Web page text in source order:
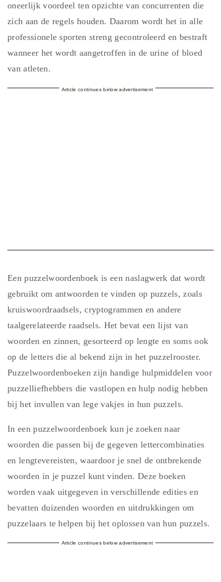
oneerlijk voordeel ten opzichte van concurrenten die
zich aan de regels houden. Daarom wordt het in alle
professionele sporten streng gecontroleerd en bestraft
wanneer het wordt aangetroffen in de urine of bloed
van atleten.
Article continues below advertisement
Een puzzelwoordenboek is een naslagwerk dat wordt
gebruikt om antwoorden te vinden op puzzels, zoals
kruiswoordraadsels, cryptogrammen en andere
taalgerelateerde raadsels. Het bevat een lijst van
woorden en zinnen, gesorteerd op lengte en soms ook
op de letters die al bekend zijn in het puzzelrooster.
Puzzelwoordenboeken zijn handige hulpmiddelen voor
puzzelliefhebbers die vastlopen en hulp nodig hebben
bij het invullen van lege vakjes in hun puzzels.
In een puzzelwoordenboek kun je zoeken naar
woorden die passen bij de gegeven lettercombinaties
en lengtevereisten, waardoor je snel de ontbrekende
woorden in je puzzel kunt vinden. Deze boeken
worden vaak uitgegeven in verschillende edities en
bevatten duizenden woorden en uitdrukkingen om
puzzelaars te helpen bij het oplossen van hun puzzels.
Article continues below advertisement